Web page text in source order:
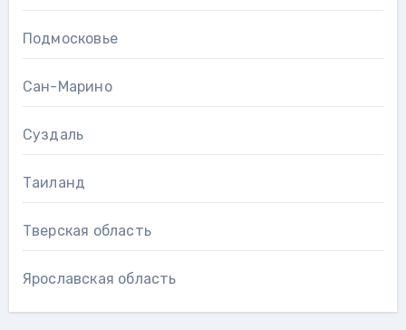
Подмосковье
Сан-Марино
Суздаль
Таиланд
Тверская область
Ярославская область